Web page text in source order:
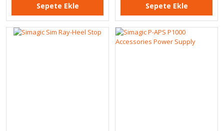
Sepete Ekle Sepete Ekle